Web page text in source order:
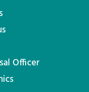
Officer